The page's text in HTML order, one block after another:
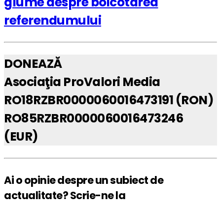
referendumului
DONEAZĂ
Asociaţia ProValori Media
RO18RZBR0000060016473191 (RON)
RO85RZBR0000060016473246
(EUR)
Ai o opinie despre un subiect de
actualitate? Scrie-ne la